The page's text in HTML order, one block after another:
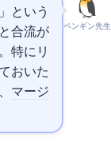
ペンギン先生
という
合流が
特にリ
おいた
マージ